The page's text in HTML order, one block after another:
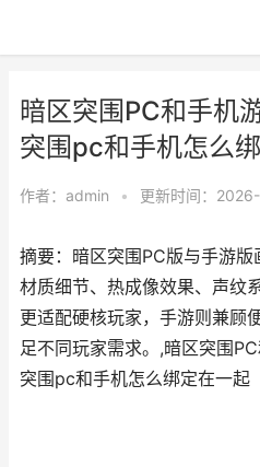
暗区突围PC和手机
突围pc和手机怎么
作者： admin • 更新时间：
摘要：暗区突围PC版与手游版
材质细节、热成像效果、声纹
更适配硬核玩家，手游则兼顾
足不同玩家需求。,暗区突围
突围pc和手机怎么绑定在一起